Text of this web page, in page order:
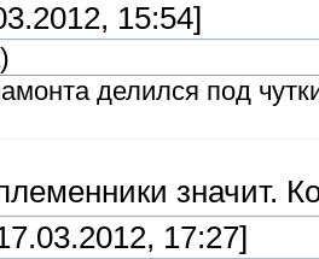
15:54]
)
делился под
значит.
17:27]